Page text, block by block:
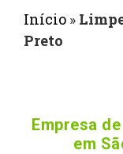
Início »
Preto
Empresa
em